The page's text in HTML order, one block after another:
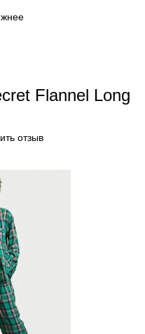
Flannel Long
отзыв